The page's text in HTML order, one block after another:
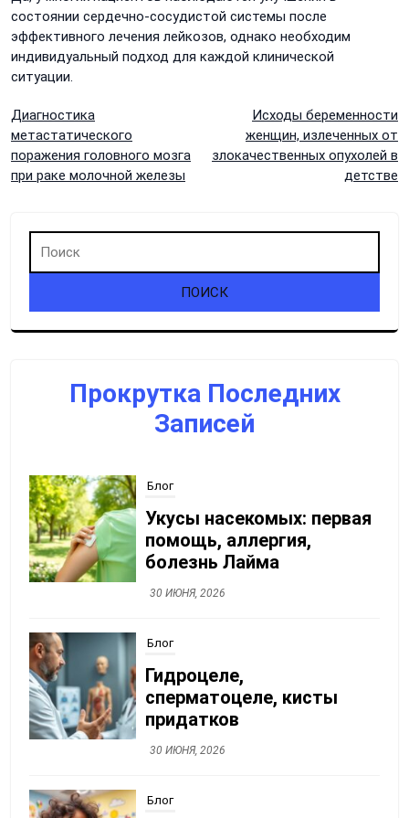
состоянии сердечно-сосудистой системы после
эффективного лечения лейкозов, однако необходим
индивидуальный подход для каждой клинической
ситуации.
Навигация
по
записям
Диагностика
метастатического
поражения головного мозга
при раке молочной железы
Исходы беременности
женщин, излеченных от
злокачественных опухолей в
детстве
Прокрутка Последних
Записей
Блог
Гидроцеле,
сперматоцеле, кисты
придатков
30 ИЮНЯ, 2026
Блог
Детская стоматология:
лечение без страха
30 ИЮНЯ, 2026